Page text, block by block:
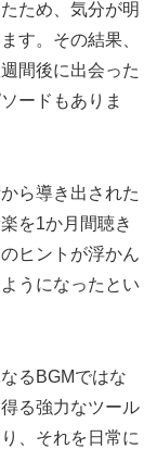
ため、気分が明
す。その結果、
間後に出会った
ードもありま
ら導き出された
を1か月間聴き
ヒントが浮かん
うになったとい
るBGMではな
る強力なツール
、それを日常に